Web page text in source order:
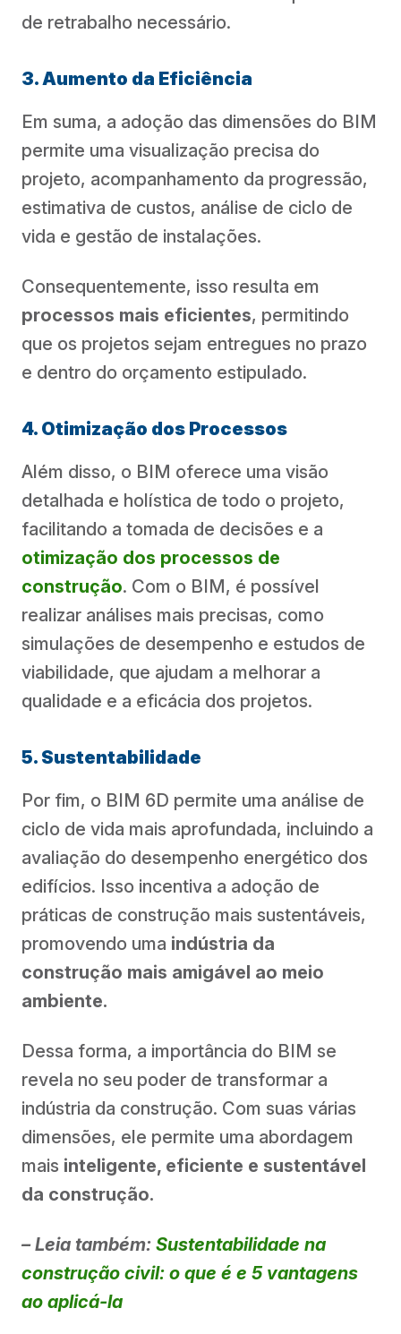
de retrabalho necessário.
3. Aumento da Eficiência
Em suma, a adoção das dimensões do BIM
permite uma visualização precisa do
projeto, acompanhamento da progressão,
estimativa de custos, análise de ciclo de
vida e gestão de instalações.
Consequentemente, isso resulta em
processos mais eficientes, permitindo
que os projetos sejam entregues no prazo
e dentro do orçamento estipulado.
4. Otimização dos Processos
Além disso, o BIM oferece uma visão
detalhada e holística de todo o projeto,
facilitando a tomada de decisões e a
otimização dos processos de
construção. Com o BIM, é possível
realizar análises mais precisas, como
simulações de desempenho e estudos de
viabilidade, que ajudam a melhorar a
qualidade e a eficácia dos projetos.
5. Sustentabilidade
Por fim, o BIM 6D permite uma análise de
ciclo de vida mais aprofundada, incluindo a
avaliação do desempenho energético dos
edifícios. Isso incentiva a adoção de
práticas de construção mais sustentáveis,
promovendo uma indústria da
construção mais amigável ao meio
ambiente.
Dessa forma, a importância do BIM se
revela no seu poder de transformar a
indústria da construção. Com suas várias
dimensões, ele permite uma abordagem
mais inteligente, eficiente e sustentável
da construção.
– Leia também: Sustentabilidade na
construção civil: o que é e 5 vantagens
ao aplicá-la